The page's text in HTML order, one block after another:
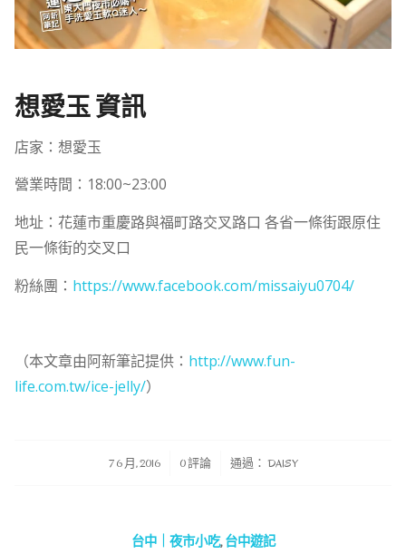
想愛玉 資訊
店家：想愛玉
營業時間：18:00~23:00
地址：花蓮市重慶路與福町路交叉路口 各省一條街跟原住
民一條街的交叉口
粉絲團： https://www.facebook.com/missaiyu0704/
（本文章由阿新筆記提供： http://www.fun-
life.com.tw/ice-jelly/）
7 6 月, 2016
/ 0 評論 通過： DAISY
台中｜夜市小吃,台中遊記